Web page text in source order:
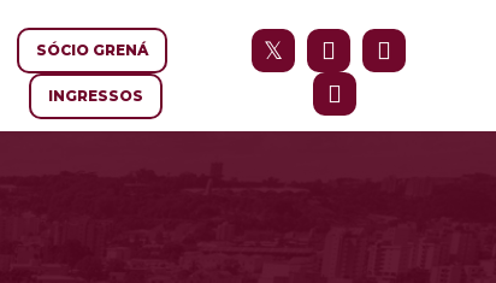
SÓCIO GRENÁ
INGRESSOS